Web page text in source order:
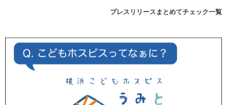
プレスリリースまとめてチェック一覧